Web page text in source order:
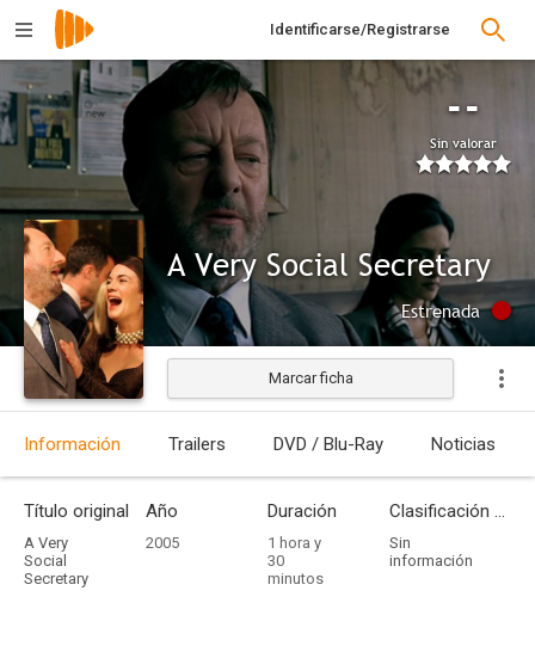
Identificarse/Registrarse
--
Sin valorar
A Very Social Secretary
Estrenada
Marcar ficha
Información Trailers DVD / Blu-Ray Noticias
Título original
A Very
Social
Secretary
Año
2005
Duración
1 hora y
30
minutos
Clasificación por edades
Sin
información